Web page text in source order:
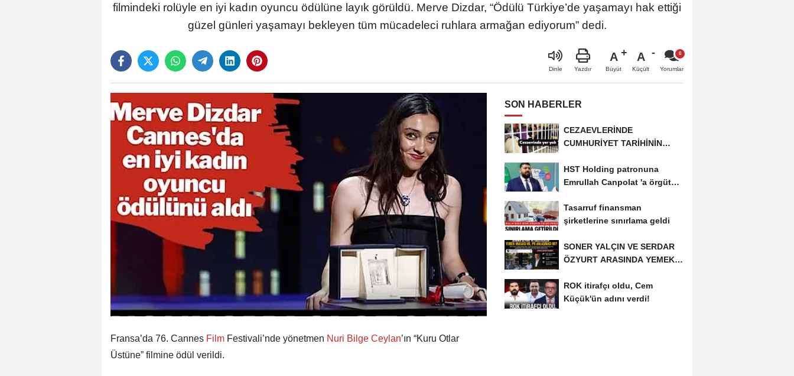
filmindeki rolüyle en iyi kadın oyuncu ödülüne layık görüldü. Merve Dizdar, “Ödülü Türkiye’de yaşamayı hak ettiği
güzel günleri yaşamayı bekleyen tüm mücadeleci ruhlara armağan ediyorum” dedi.
Dinle Yazdır
A
Büyüt
A
Küçült Yorumlar
Fransa’da 76. Cannes Film Festivali’nde yönetmen Nuri Bilge Ceylan’ın “Kuru Otlar
Üstüne” filmine ödül verildi.
SON HABERLER
CEZAEVLERİNDE
CUMHURİYET TARİHİNİN
KİŞİ...
HST Holding patronuna
Emrullah Canpolat 'a örgüt
Tasarruf finansman
şirketlerine sınırlama geldi
SONER YALÇIN VE SERDAR
ÖZYURT ARASINDA YEMEK
ROK itirafçı oldu, Cem
Küçük'ün adını verdi!